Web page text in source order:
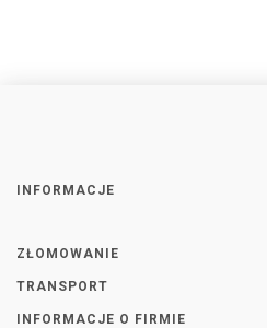
INFORMACJE
ZŁOMOWANIE
TRANSPORT
INFORMACJE O FIRMIE